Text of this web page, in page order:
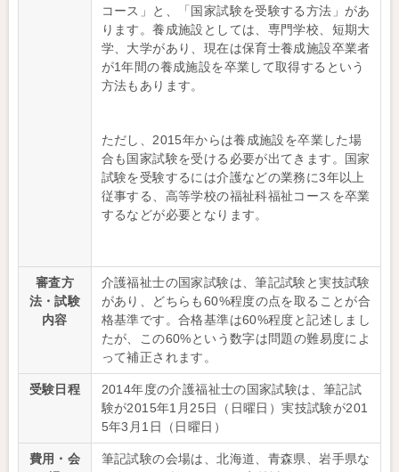
コース」と、「国家試験を受験する方法」があ
ります。養成施設としては、専門学校、短期大
学、大学があり、現在は保育士養成施設卒業者
が1年間の養成施設を卒業して取得するという
方法もあります。
ただし、2015年からは養成施設を卒業した場
合も国家試験を受ける必要が出てきます。国家
試験を受験するには介護などの業務に3年以上
従事する、高等学校の福祉科福祉コースを卒業
するなどが必要となります。
審査方
法・試験
内容
介護福祉士の国家試験は、筆記試験と実技試験
があり、どちらも60%程度の点を取ることが合
格基準です。合格基準は60%程度と記述しまし
たが、この60%という数字は問題の難易度によ
って補正されます。
受験日程
2014年度の介護福祉士の国家試験は、筆記試
験が2015年1月25日（日曜日）実技試験が201
5年3月1日（日曜日）
費用・会
筆記試験の会場は、北海道、青森県、岩手県な